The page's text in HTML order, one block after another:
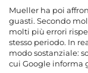
Mueller ha poi
guasti. Secondo
molti più errori
stesso periodo. In
modo sostanziale:
cui Google informa